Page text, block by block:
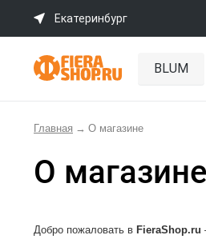
Екатеринбург
BLUM
Главная → О магазине
О
Добро пожаловать в FieraShop.ru